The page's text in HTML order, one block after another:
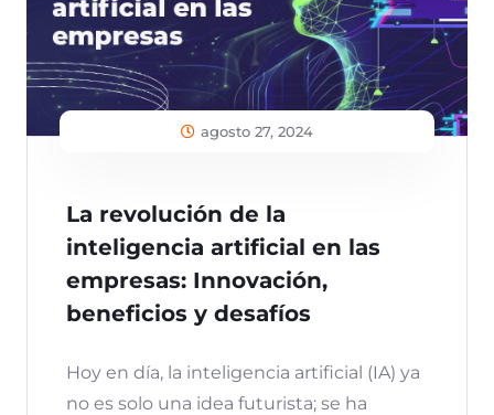
agosto 27, 2024
La revolución de la
inteligencia artificial en las
empresas: Innovación,
beneficios y desafíos
Hoy en día, la inteligencia artificial (IA) ya
no es solo una idea futurista; se ha